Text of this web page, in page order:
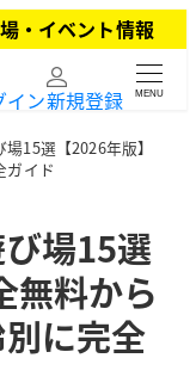
・イベント情報
イン新規登録 MENU
15選【2026年版】
ガイド
場15選
無料から
に完全